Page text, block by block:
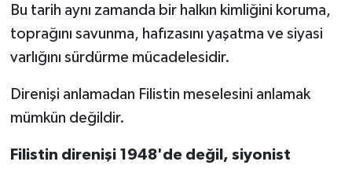
Bu tarih aynı zamanda bir halkın kimliğini koruma,
toprağını savunma, hafızasını yaşatma ve siyasi
varlığını sürdürme mücadelesidir.
Direnişi anlamadan Filistin meselesini anlamak
mümkün değildir.
Filistin direnişi 1948'de değil, siyonist